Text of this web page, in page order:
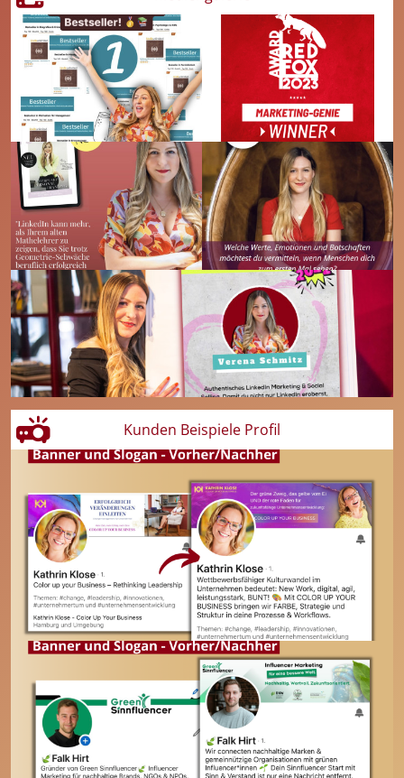
Unternehmen(optional)
E-Mail Adresse(erforderlich)
Nachricht (optional)
Mit dem Absenden deiner Daten stimmst du der weiteren
Verarbeitung und möglichen Geschäftsbedingungen zu.
Senden
Hinweis: Möglicherweise wird ein Apple- oder Android-Gerät
benötigt.
Kunden Beispiele Profil